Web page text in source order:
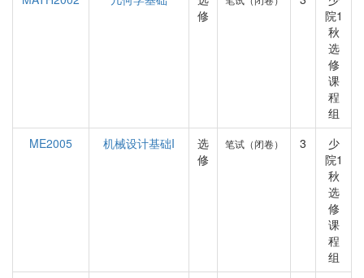
修
院1
秋
选
修
课
程
组
ME2005
机械设计基础I
选
修
笔试（闭卷） 3
少
院1
秋
选
修
课
程
组